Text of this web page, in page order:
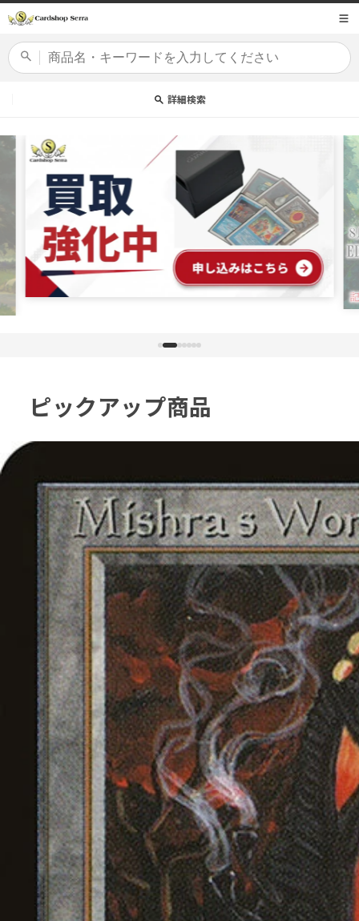
ンツに
詳細検索
商品コード
カードセット
ピックアップ商品